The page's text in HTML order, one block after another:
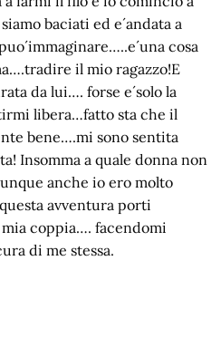
baciati ed e´andata a
cosa
il mio ragazzo!E
da lui…. forse e´solo la
libera…fatto sta che il
bene….mi sono sentita
Insomma a quale donna non
anche io ero molto
avventura porti
coppia…. facendomi
di me stessa.